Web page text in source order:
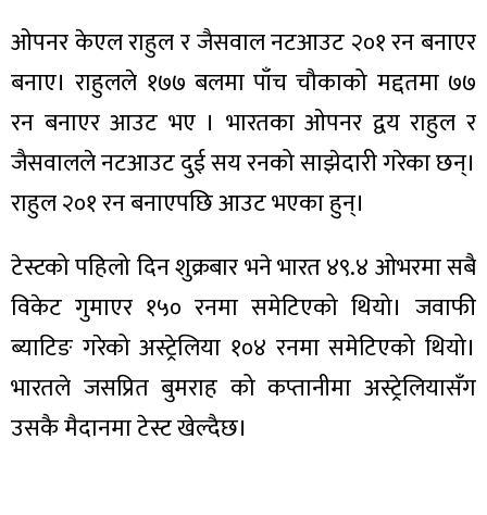
ओपनर केएल राहुल र जैसवाल नटआउट २०१ रन बनाएर
बनाए। राहुलले १७७ बलमा पाँच चौकाको मद्दतमा ७७
रन बनाएर आउट भए । भारतका ओपनर द्वय राहुल र
जैसवालले नटआउट दुई सय रनको साझेदारी गरेका छन्।
राहुल २०१ रन बनाएपछि आउट भएका हुन्।
टेस्टको पहिलो दिन शुक्रबार भने भारत ४९.४ ओभरमा सबै
विकेट गुमाएर १५० रनमा समेटिएको थियो। जवाफी
ब्याटिङ गरेको अस्ट्रेलिया १०४ रनमा समेटिएको थियो।
भारतले जसप्रित बुमराह को कप्तानीमा अस्ट्रेलियासँग
उसकै मैदानमा टेस्ट खेल्दैछ।